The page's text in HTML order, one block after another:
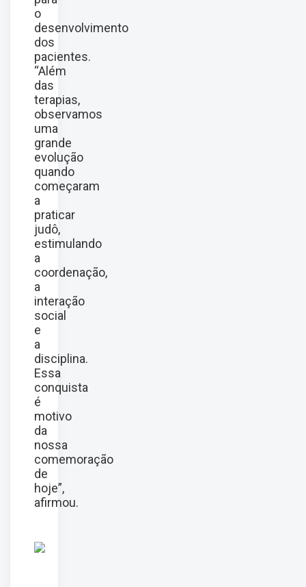
o
desenvolvimento
dos
pacientes.
“Além
das
terapias,
observamos
uma
grande
evolução
quando
começaram
a
praticar
judô,
estimulando
a
coordenação,
a
interação
social
e
a
disciplina.
Essa
conquista
é
motivo
da
nossa
comemoração
de
hoje”,
afirmou.